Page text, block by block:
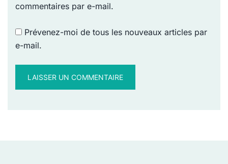
commentaires par e-mail.
Prévenez-moi de tous les nouveaux articles par
e-mail.